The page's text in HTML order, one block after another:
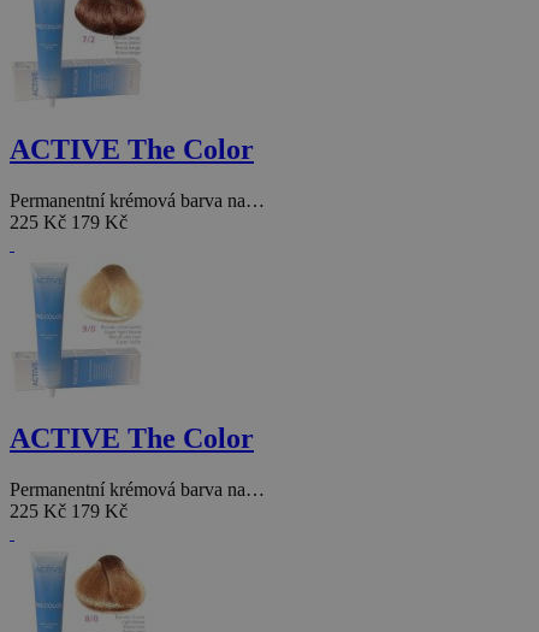
ACTIVE The Color
Permanentní krémová barva na…
225 Kč 179 Kč
ACTIVE The Color
Permanentní krémová barva na…
225 Kč 179 Kč